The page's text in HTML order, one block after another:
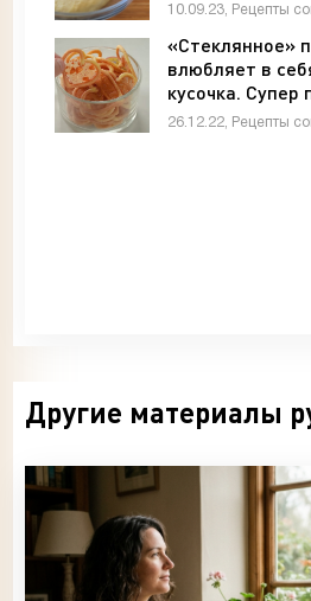
10.09.23, Рецепты
«Стеклянное»
влюбляет в
кусочка. Супер
«Рецепты
26.12.22, Рецепты
Другие материалы